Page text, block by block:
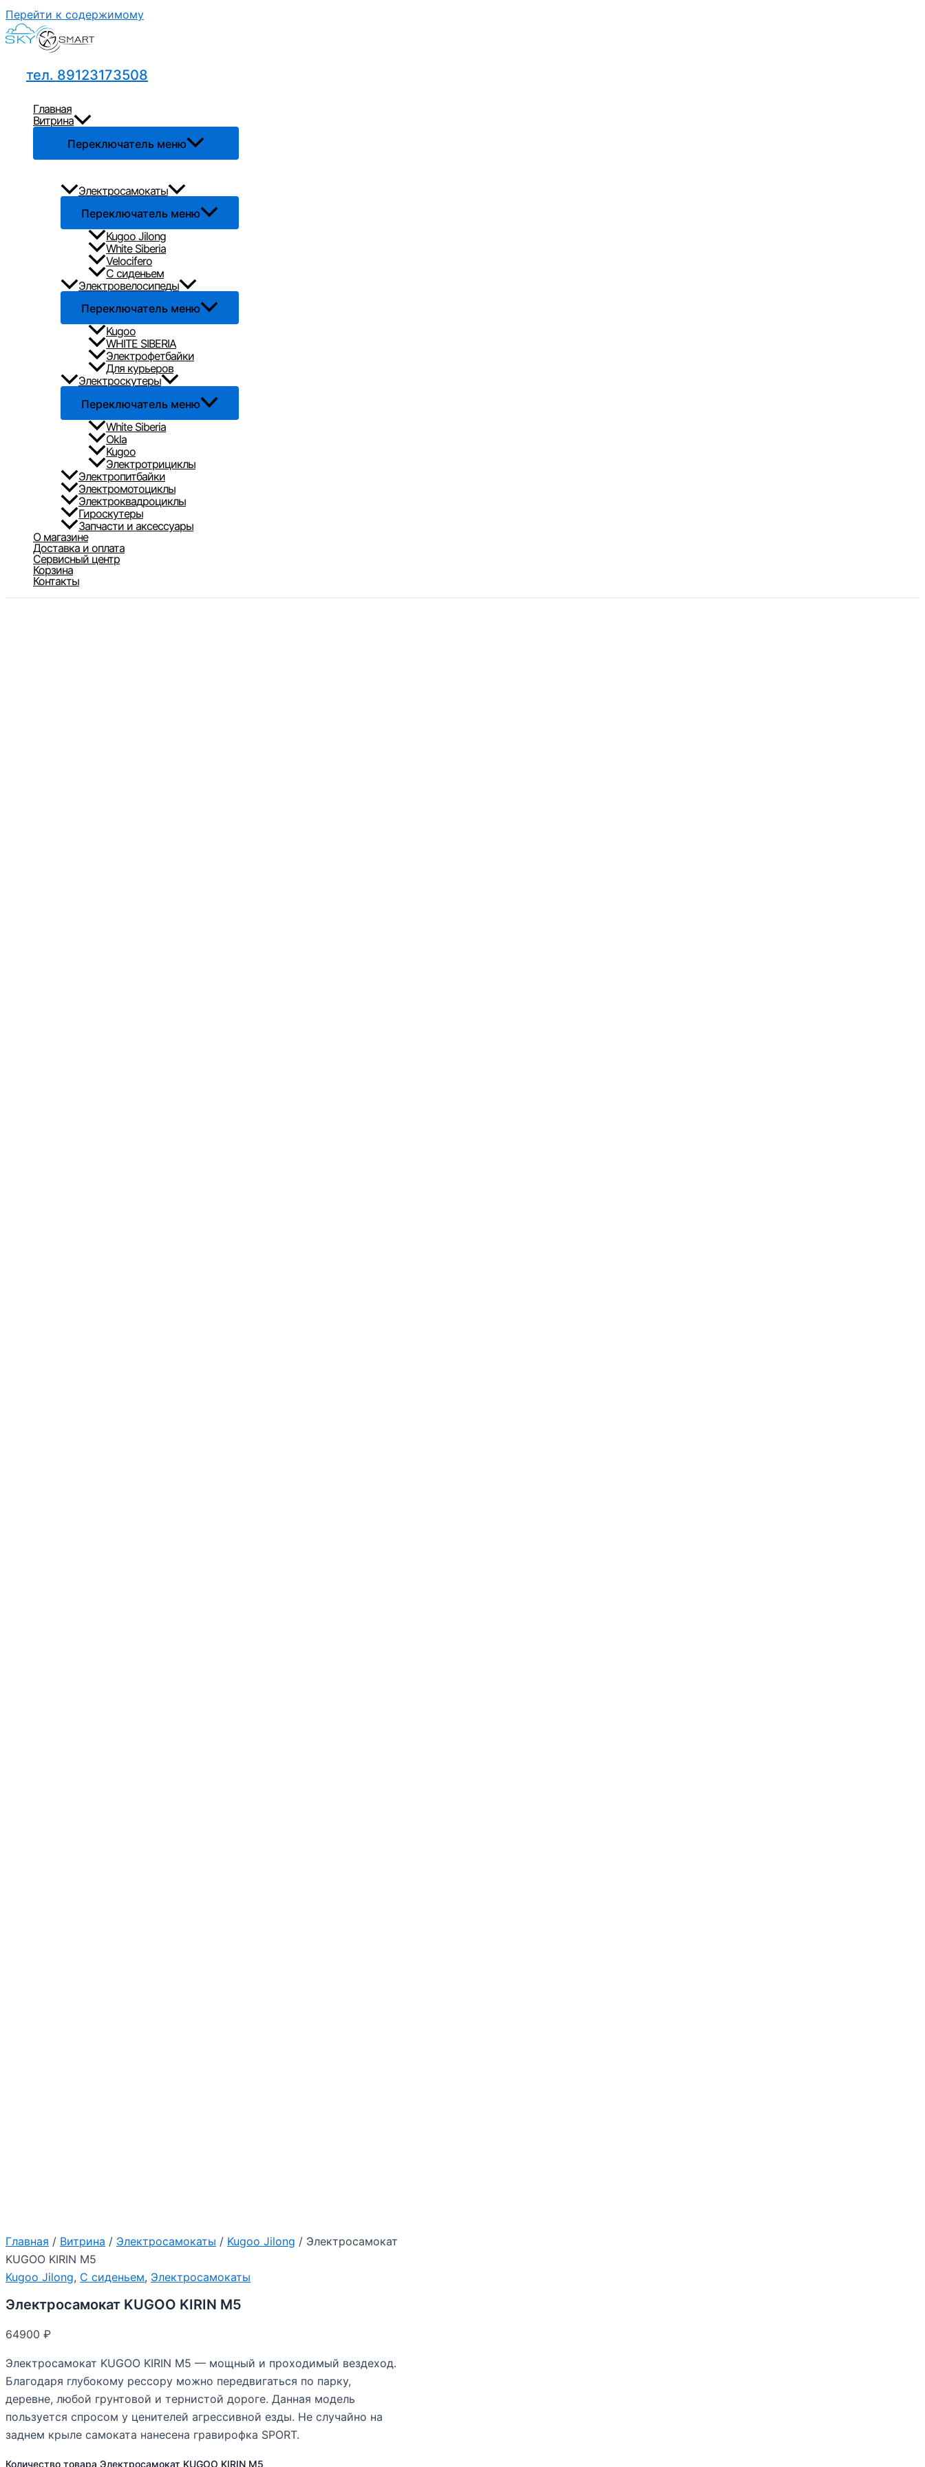
Перейти к содержимому
тел. 89123173508
Главная
Витрина
Переключатель меню
Электросамокаты
Переключатель меню
Kugoo Jilong
White Siberia
Velocifero
С сиденьем
Электровелосипеды
Переключатель меню
Kugoo
WHITE SIBERIA
Электрофетбайки
Для курьеров
Электроскутеры
Переключатель меню
White Siberia
Okla
Kugoo
Электротрициклы
Электропитбайки
Электромотоциклы
Электроквадроциклы
Гироскутеры
Запчасти и аксессуары
О магазине
Доставка и оплата
Сервисный центр
Корзина
Контакты
Главная / Витрина / Электросамокаты / Kugoo Jilong / Электросамокат
KUGOO KIRIN M5
Kugoo Jilong, С сиденьем, Электросамокаты
Электросамокат KUGOO KIRIN M5
64900 ₽
Электросамокат KUGOO KIRIN M5 — мощный и проходимый вездеход.
Благодаря глубокому рессору можно передвигаться по парку,
деревне, любой грунтовой и тернистой дороге. Данная модель
пользуется спросом у ценителей агрессивной езды. Не случайно на
заднем крыле самоката нанесена гравирофка SPORT.
Количество товара Электросамокат KUGOO KIRIN M5